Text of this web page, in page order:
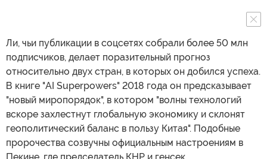
Ли, чьи публикации в соцсетях собрали более 50 млн
подписчиков, делает поразительный прогноз
относительно двух стран, в которых он добился успеха.
В книге "AI Superpowers" 2018 года он предсказывает
"новый миропорядок", в котором "волны технологий
вскоре захлестнут глобальную экономику и склонят
геополитический баланс в пользу Китая". Подобные
пророчества созвучны официальным настроениям в
Пекине, где председатель КНР и генсек